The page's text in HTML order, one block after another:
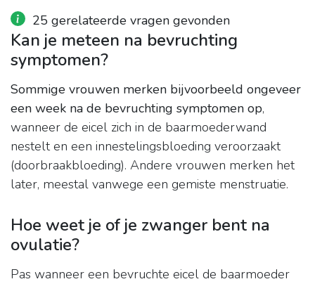
25 gerelateerde vragen gevonden
Kan je meteen na bevruchting
symptomen?
Sommige vrouwen merken bijvoorbeeld ongeveer
een week na de bevruchting symptomen op,
wanneer de eicel zich in de baarmoederwand
nestelt en een innestelingsbloeding veroorzaakt
(doorbraakbloeding). Andere vrouwen merken het
later, meestal vanwege een gemiste menstruatie.
Hoe weet je of je zwanger bent na
ovulatie?
Pas wanneer een bevruchte eicel de baarmoeder